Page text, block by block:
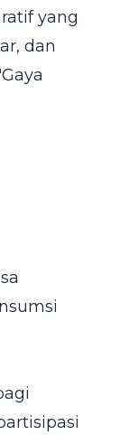
yang
dan